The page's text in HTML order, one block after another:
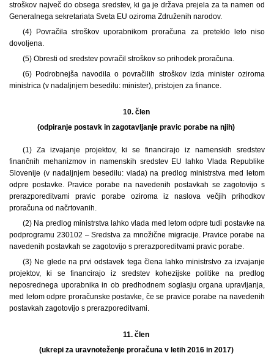
stroškov največ do obsega sredstev, ki ga je država prejela za ta namen od
Generalnega sekretariata Sveta EU oziroma Združenih narodov.
(4) Povračila stroškov uporabnikom proračuna za preteklo leto niso
dovoljena.
(5) Obresti od sredstev povračil stroškov so prihodek proračuna.
(6) Podrobnejša navodila o povračilih stroškov izda minister oziroma
ministrica (v nadaljnjem besedilu: minister), pristojen za finance.
10. člen
(odpiranje postavk in zagotavljanje pravic porabe na njih)
(1) Za izvajanje projektov, ki se financirajo iz namenskih sredstev
finančnih mehanizmov in namenskih sredstev EU lahko Vlada Republike
Slovenije (v nadaljnjem besedilu: vlada) na predlog ministrstva med letom
odpre postavke. Pravice porabe na navedenih postavkah se zagotovijo s
prerazporeditvami pravic porabe oziroma iz naslova večjih prihodkov
proračuna od načrtovanih.
(2) Na predlog ministrstva lahko vlada med letom odpre tudi postavke na
podprogramu 230102 – Sredstva za množične migracije. Pravice porabe na
navedenih postavkah se zagotovijo s prerazporeditvami pravic porabe.
(3) Ne glede na prvi odstavek tega člena lahko ministrstvo za izvajanje
projektov, ki se financirajo iz sredstev kohezijske politike na predlog
neposrednega uporabnika in ob predhodnem soglasju organa upravljanja,
med letom odpre proračunske postavke, če se pravice porabe na navedenih
postavkah zagotovijo s prerazporeditvami.
11. člen
(ukrepi za uravnoteženje proračuna v letih 2016 in 2017)